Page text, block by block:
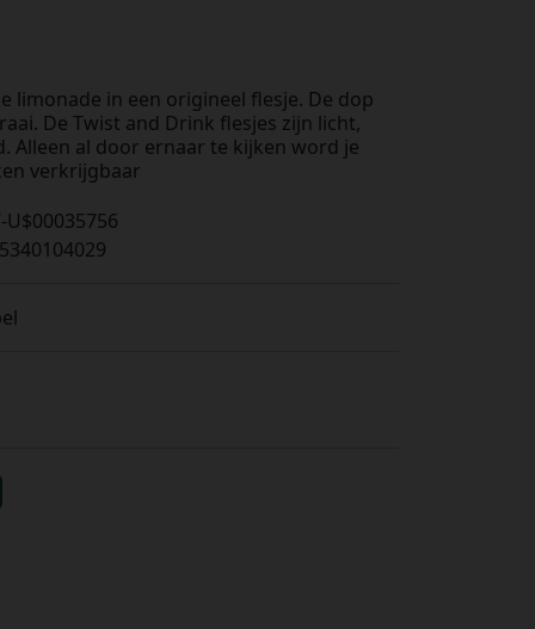
limonade in een origineel flesje. De dop
De Twist and Drink flesjes zijn licht,
Alleen al door ernaar te kijken word je
verkrijgbaar
U$00035756